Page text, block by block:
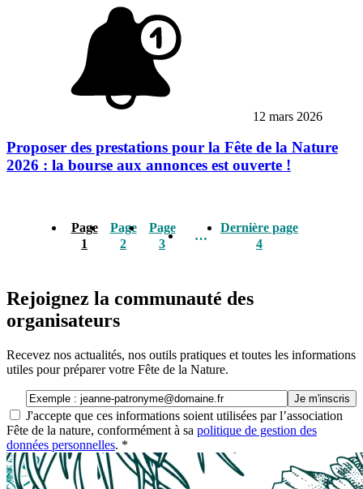
12 mars 2026
Proposer des prestations pour la Fête de la Nature
2026 : la bourse aux annonces est ouverte !
Page
1
Page
2
Page
3
…
Dernière page
4
Rejoignez la communauté des
organisateurs
Recevez nos actualités, nos outils pratiques et toutes les informations
utiles pour préparer votre Fête de la Nature.
Email
Je m'inscris
J'accepte que ces informations soient utilisées par l’association
Fête de la nature, conformément à sa politique de gestion des
données personnelles.